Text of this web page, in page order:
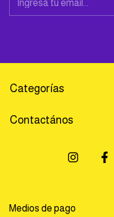
Categorías
Contactános
Medios de pago